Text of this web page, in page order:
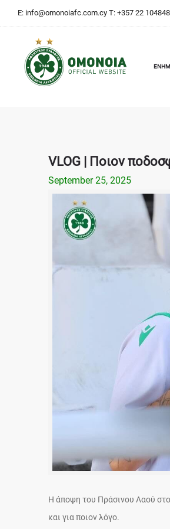
E: info@omonoiafc.com.cy T: +357 22
VLOG | Ποιον
September 25, 2025
Η άποψη του Πράσινου Λαού
και για ποιον λόγο.